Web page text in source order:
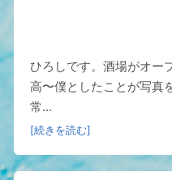
ひろしです。酒場がオー
高〜僕としたことが写真
常...
[続きを読む]